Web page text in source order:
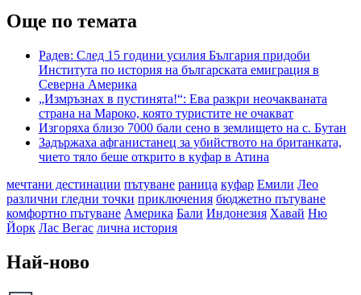
Още по темата
Радев: След 15 години усилия България придоби
Института по история на българската емиграция в
Северна Америка
„Измръзнах в пустинята!“: Ева разкри неочакваната
страна на Мароко, която туристите не очакват
Изгоряха близо 7000 бали сено в землището на с. Бутан
Задържаха афганистанец за убийството на британката,
чието тяло беше открито в куфар в Атина
мечтани дестинации пътуване раница куфар Емили Лео
различни гледни точки приключения бюджетно пътуване
комфортно пътуване Америка Бали Индонезия Хавай Ню
Йорк Лас Вегас лична история
Най-ново